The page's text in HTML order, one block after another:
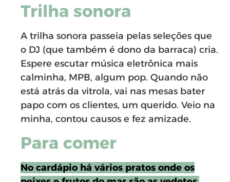
Trilha sonora
A trilha sonora passeia pelas seleções que
o DJ (que também é dono da barraca) cria.
Espere escutar música eletrônica mais
calminha, MPB, algum pop. Quando não
está atrás da vitrola, vai nas mesas bater
papo com os clientes, um querido. Veio na
minha, contou causos e fez amizade.
Para comer
No cardápio há vários pratos onde os